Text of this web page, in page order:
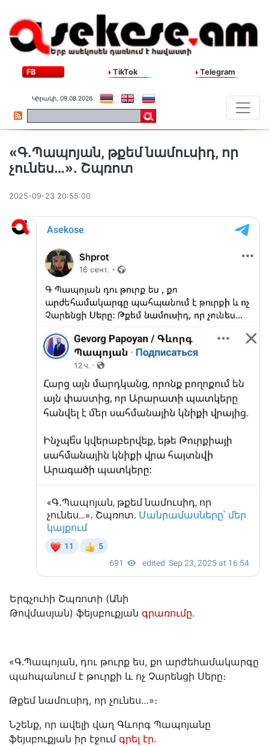
FB TikTok Telegram
Կիրակի, 09.08.2026
«Գ․Պապոյան, թքեմ նամուսիդ, որ
չունես…»․ Շպռոտ
2025-09-23 20:55:00
Երգչուհի Շպռոտի (Անի
Թովմասյան) ֆեյսբուքյան գրառումը․
«Գ․Պապոյան, դու թուրք ես, քո արժեհամակարգը
պահպանում է թուրքի և ոչ Չարենցի Սերը։
Թքեմ նամուսիդ, որ չունես…»։
Նշենք, որ ավելի վաղ Գևորգ Պապոյանը
ֆեյսբուքյան իր էջում գրել էր․